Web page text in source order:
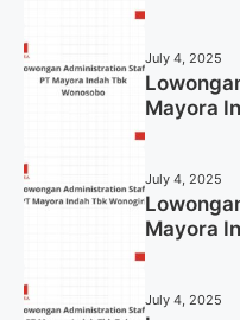
July 4, 2025
Mayora
July 4, 2025
Mayora
July 4, 2025